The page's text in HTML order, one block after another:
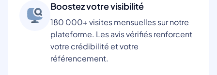
Boostez votre visibilité
180 000+ visites mensuelles sur notre
plateforme. Les avis vérifiés renforcent
votre crédibilité et votre
référencement.